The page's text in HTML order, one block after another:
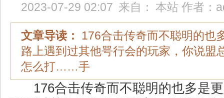
2023-07-29 02:07 来自： 本站 作者：
文章导读：
176合击传奇而不聪明的也
路上遇到过其他咢行会的玩家，你说盟
怎么打……手
176合击传奇而不聪明的也多是